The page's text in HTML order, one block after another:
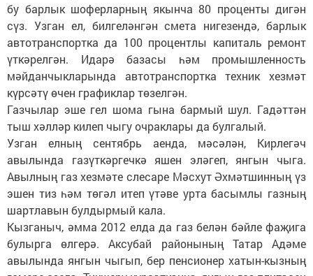
бу барлык шоферларның якынча 80 проценты дигән
сүз. Узган ел, билгеләнгән смета нигезендә, барлык
автотранспортка да 100 процентлы капиталь ремонт
үткәрелгән. Идарә базасы һәм промышленность
мәйданчыкларында автотранспортка техник хезмәт
күрсәтү өчен графиклар төзелгән.
Газчылар эше гел шома гына бармый шул. Гадәттән
тыш хәлләр килеп чыгу очраклары да булгалый.
Узган елның сентябрь аенда, мәсәлән, Кирлегәч
авылында газүткәргечкә яшен эләгеп, янгын чыга.
Авылның газ хезмәте слесаре Мәсхут Әхмәтшинның үз
эшен тиз һәм төгәл итеп үтәве урта басымлы газның
шартлавын булдырмый кала.
Кызганыч, әмма 2012 елда да газ белән бәйле фаҗига
булырга өлгерә. Аксубай районының Татар Адәме
авылында янгын чыгып, бер пенсионер хатын-кызның